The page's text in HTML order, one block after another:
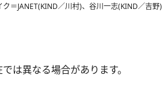
JANET(KIND／川村)、谷川一志(KIND／吉野)
は異なる場合があります。